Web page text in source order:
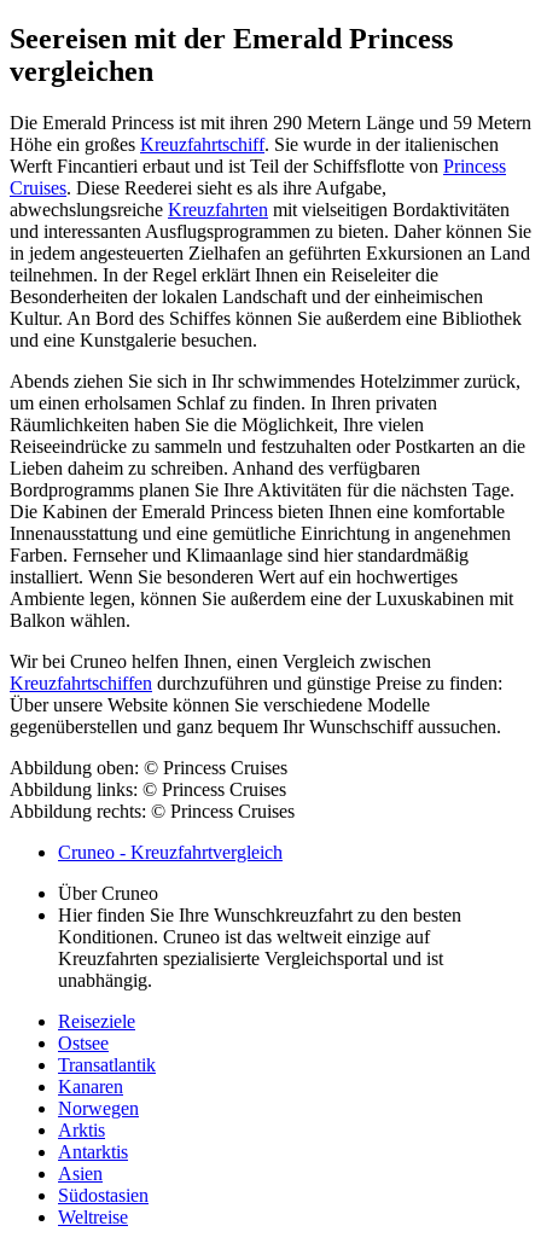
Seereisen mit der Emerald Princess
vergleichen
Die Emerald Princess ist mit ihren 290 Metern Länge und 59 Metern
Höhe ein großes Kreuzfahrtschiff. Sie wurde in der italienischen
Werft Fincantieri erbaut und ist Teil der Schiffsflotte von Princess
Cruises. Diese Reederei sieht es als ihre Aufgabe,
abwechslungsreiche Kreuzfahrten mit vielseitigen Bordaktivitäten
und interessanten Ausflugsprogrammen zu bieten. Daher können Sie
in jedem angesteuerten Zielhafen an geführten Exkursionen an Land
teilnehmen. In der Regel erklärt Ihnen ein Reiseleiter die
Besonderheiten der lokalen Landschaft und der einheimischen
Kultur. An Bord des Schiffes können Sie außerdem eine Bibliothek
und eine Kunstgalerie besuchen.
Abends ziehen Sie sich in Ihr schwimmendes Hotelzimmer zurück,
um einen erholsamen Schlaf zu finden. In Ihren privaten
Räumlichkeiten haben Sie die Möglichkeit, Ihre vielen
Reiseeindrücke zu sammeln und festzuhalten oder Postkarten an die
Lieben daheim zu schreiben. Anhand des verfügbaren
Bordprogramms planen Sie Ihre Aktivitäten für die nächsten Tage.
Die Kabinen der Emerald Princess bieten Ihnen eine komfortable
Innenausstattung und eine gemütliche Einrichtung in angenehmen
Farben. Fernseher und Klimaanlage sind hier standardmäßig
installiert. Wenn Sie besonderen Wert auf ein hochwertiges
Ambiente legen, können Sie außerdem eine der Luxuskabinen mit
Balkon wählen.
Wir bei Cruneo helfen Ihnen, einen Vergleich zwischen
Kreuzfahrtschiffen durchzuführen und günstige Preise zu finden:
Über unsere Website können Sie verschiedene Modelle
gegenüberstellen und ganz bequem Ihr Wunschschiff aussuchen.
Abbildung oben: © Princess Cruises
Abbildung links: © Princess Cruises
Abbildung rechts: © Princess Cruises
Cruneo - Kreuzfahrtvergleich
Über Cruneo
Hier finden Sie Ihre Wunschkreuzfahrt zu den besten
Konditionen. Cruneo ist das weltweit einzige auf
Kreuzfahrten spezialisierte Vergleichsportal und ist
unabhängig.
Reiseziele
Ostsee
Transatlantik
Kanaren
Norwegen
Arktis
Antarktis
Asien
Südostasien
Weltreise